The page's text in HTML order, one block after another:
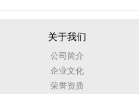
关于我们
公司简介
企业文化
荣誉资质